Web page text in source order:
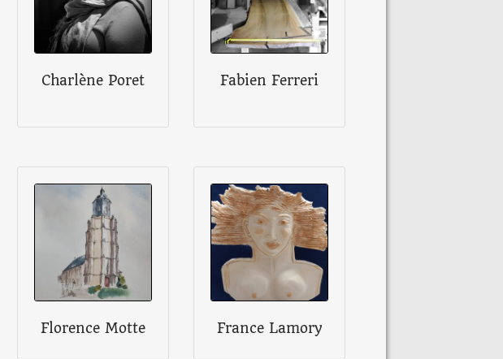
Charlène Poret Fabien Ferreri
Florence Motte France Lamory